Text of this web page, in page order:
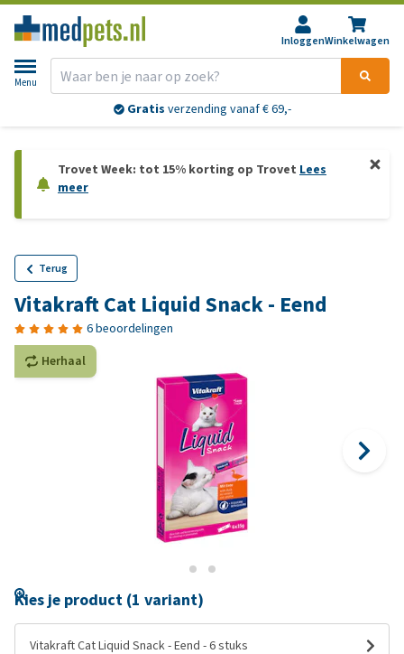
InloggenWinkelwagen
Menu
Gratis verzending vanaf € 69,-
Trovet Week: tot 15% korting op Trovet Lees
meer
Terug
Vitakraft Cat Liquid Snack - Eend
6 beoordelingen
Herhaal
Kies je product (1 variant)
Vitakraft Cat Liquid Snack - Eend - 6 stuks